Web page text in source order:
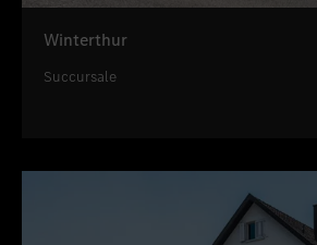
Winterthur
Succursale